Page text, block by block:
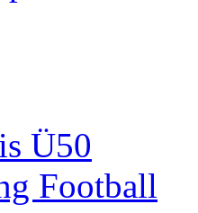
Ü50
Football